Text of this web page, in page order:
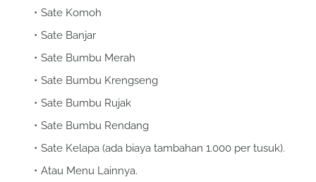
Sate Komoh
Sate Banjar
Sate Bumbu Merah
Sate Bumbu Krengseng
Sate Bumbu Rujak
Sate Bumbu Rendang
Sate Kelapa (ada biaya tambahan 1.000 per tusuk).
Atau Menu Lainnya.